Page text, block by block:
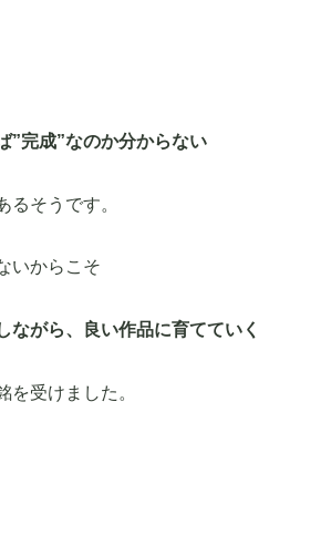
”完成”なのか分からない
るそうです。
いからこそ
ながら、良い作品に育てていく
を受けました。